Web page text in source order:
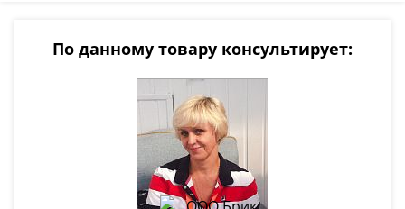
По данному товару консультирует: